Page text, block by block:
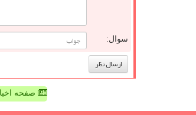
سوال:
صفحه